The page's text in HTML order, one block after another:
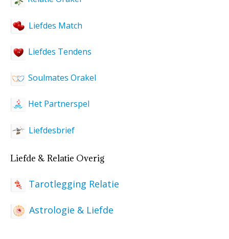
Liefdes Match
Liefdes Tendens
Soulmates Orakel
Het Partnerspel
Liefdesbrief
Liefde & Relatie Overig
Tarotlegging Relatie
Astrologie & Liefde